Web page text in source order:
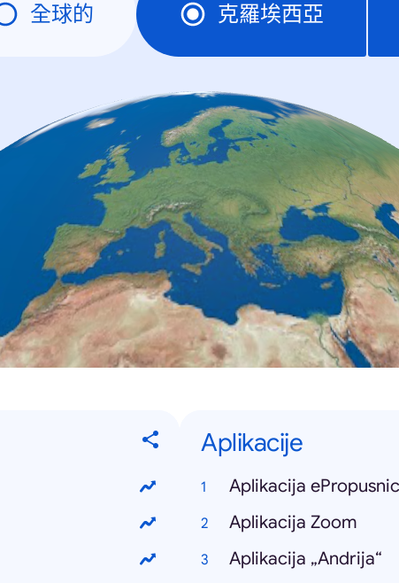
全球的 克羅埃西亞
Aplikacije
Aplikacija
Aplikacija Zoom
Aplikacija „Andrija“